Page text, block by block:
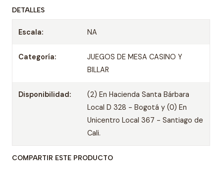
DETALLES
Escala: NA
Categoría:
JUEGOS DE MESA CASINO Y
BILLAR
Disponibilidad:
(2) En Hacienda Santa Bárbara
Local D 328 - Bogotá y (0) En
Unicentro Local 367 - Santiago de
Cali.
COMPARTIR ESTE PRODUCTO